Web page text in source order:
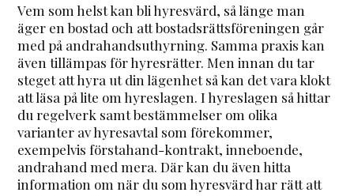
Vem som helst kan bli hyresvärd, så länge man
äger en bostad och att bostadsrättsföreningen går
med på andrahandsuthyrning. Samma praxis kan
även tillämpas för hyresrätter. Men innan du tar
steget att hyra ut din lägenhet så kan det vara klokt
att läsa på lite om hyreslagen. I hyreslagen så hittar
du regelverk samt bestämmelser om olika
varianter av hyresavtal som förekommer,
exempelvis förstahand-kontrakt, inneboende,
andrahand med mera. Där kan du även hitta
information om när du som hyresvärd har rätt att